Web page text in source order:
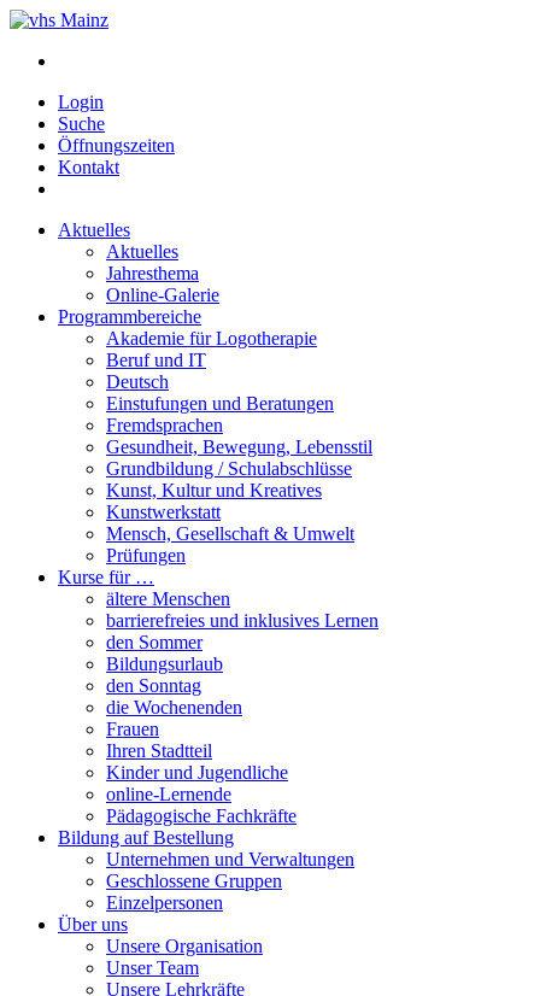
Login
Suche
Öffnungszeiten
Kontakt
Aktuelles
Aktuelles
Jahresthema
Online-Galerie
Programmbereiche
Akademie für Logotherapie
Beruf und IT
Deutsch
Einstufungen und Beratungen
Fremdsprachen
Gesundheit, Bewegung, Lebensstil
Grundbildung / Schulabschlüsse
Kunst, Kultur und Kreatives
Kunstwerkstatt
Mensch, Gesellschaft & Umwelt
Prüfungen
Kurse für …
ältere Menschen
barrierefreies und inklusives Lernen
den Sommer
Bildungsurlaub
den Sonntag
die Wochenenden
Frauen
Ihren Stadtteil
Kinder und Jugendliche
online-Lernende
Pädagogische Fachkräfte
Bildung auf Bestellung
Unternehmen und Verwaltungen
Geschlossene Gruppen
Einzelpersonen
Über uns
Unsere Organisation
Unser Team
Unsere Lehrkräfte